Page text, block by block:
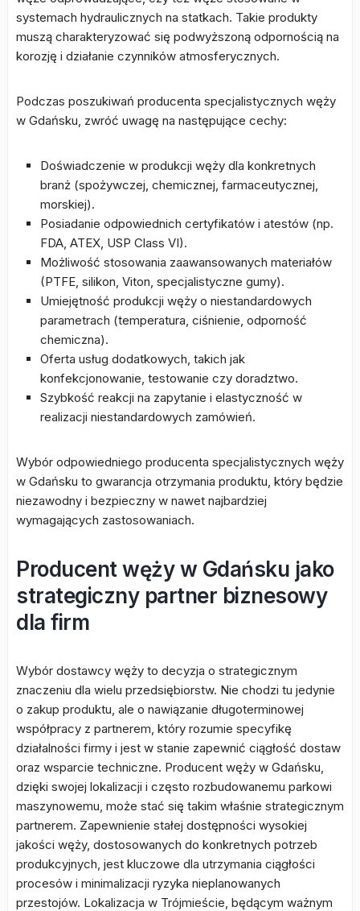
systemach hydraulicznych na statkach. Takie produkty
muszą charakteryzować się podwyższoną odpornością na
korozję i działanie czynników atmosferycznych.
Podczas poszukiwań producenta specjalistycznych węży
w Gdańsku, zwróć uwagę na następujące cechy:
Doświadczenie w produkcji węży dla konkretnych
branż (spożywczej, chemicznej, farmaceutycznej,
morskiej).
Posiadanie odpowiednich certyfikatów i atestów (np.
FDA, ATEX, USP Class VI).
Możliwość stosowania zaawansowanych materiałów
(PTFE, silikon, Viton, specjalistyczne gumy).
Umiejętność produkcji węży o niestandardowych
parametrach (temperatura, ciśnienie, odporność
chemiczna).
Oferta usług dodatkowych, takich jak
konfekcjonowanie, testowanie czy doradztwo.
Szybkość reakcji na zapytanie i elastyczność w
realizacji niestandardowych zamówień.
Wybór odpowiedniego producenta specjalistycznych węży
w Gdańsku to gwarancja otrzymania produktu, który będzie
niezawodny i bezpieczny w nawet najbardziej
wymagających zastosowaniach.
Producent węży w Gdańsku jako
strategiczny partner biznesowy
dla firm
Wybór dostawcy węży to decyzja o strategicznym
znaczeniu dla wielu przedsiębiorstw. Nie chodzi tu jedynie
o zakup produktu, ale o nawiązanie długoterminowej
współpracy z partnerem, który rozumie specyfikę
działalności firmy i jest w stanie zapewnić ciągłość dostaw
oraz wsparcie techniczne. Producent węży w Gdańsku,
dzięki swojej lokalizacji i często rozbudowanemu parkowi
maszynowemu, może stać się takim właśnie strategicznym
partnerem. Zapewnienie stałej dostępności wysokiej
jakości węży, dostosowanych do konkretnych potrzeb
produkcyjnych, jest kluczowe dla utrzymania ciągłości
procesów i minimalizacji ryzyka nieplanowanych
przestojów. Lokalizacja w Trójmieście, będącym ważnym